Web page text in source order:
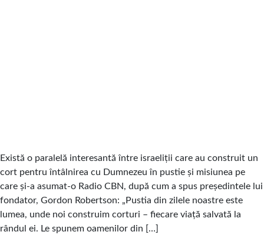
Există o paralelă interesantă între israeliții care au construit un
cort pentru întâlnirea cu Dumnezeu în pustie și misiunea pe
care și-a asumat-o Radio CBN, după cum a spus președintele lui
fondator, Gordon Robertson: „Pustia din zilele noastre este
lumea, unde noi construim corturi – fiecare viață salvată la
rândul ei. Le spunem oamenilor din […]